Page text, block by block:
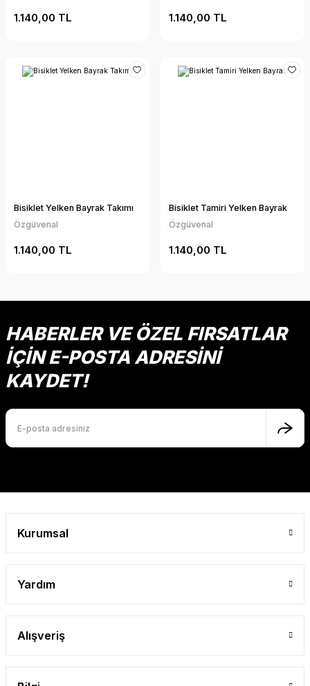
1.140,00 TL 1.140,00 TL
Bisiklet Yelken Bayrak Takımı
Özgüvenal
1.140,00 TL
Bisiklet Tamiri Yelken Bayrak
Özgüvenal
1.140,00 TL
HABERLER VE ÖZEL FIRSATLAR
İÇİN E-POSTA ADRESİNİ
KAYDET!
Kurumsal
Yardım
Alışveriş